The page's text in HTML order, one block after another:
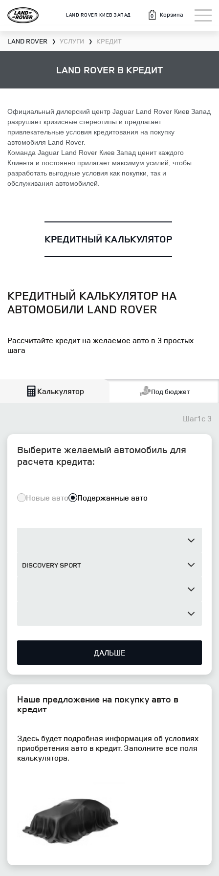
LAND ROVER КИЕВ ЗАПАД 0 Корзина
LAND ROVER ❯ УСЛУГИ ❯ КРЕДИТ
LAND ROVER В КРЕДИТ
Официальный дилерский центр Jaguar Land Rover Киев Запад
разрушает кризисные стереотипы и предлагает
привлекательные условия кредитования на покупку
автомобиля Land Rover.
Команда Jaguar Land Rover Киев Запад ценит каждого
Клиента и постоянно прилагает максимум усилий, чтобы
разработать выгодные условия как покупки, так и
обслуживания автомобилей.
КРЕДИТНЫЙ КАЛЬКУЛЯТОР
КРЕДИТНЫЙ КАЛЬКУЛЯТОР НА
АВТОМОБИЛИ LAND ROVER
Рассчитайте кредит на желаемое авто в 3 простых
шага
Калькулятор Под бюджет
Шаг1с 3
Выберите желаемый автомобиль для
расчета кредита:
Новые авто Подержанные авто
ДАЛЬШЕ
Наше предложение на покупку авто в
кредит
Здесь будет подробная информация об условиях
приобретения авто в кредит. Заполните все поля
калькулятора.